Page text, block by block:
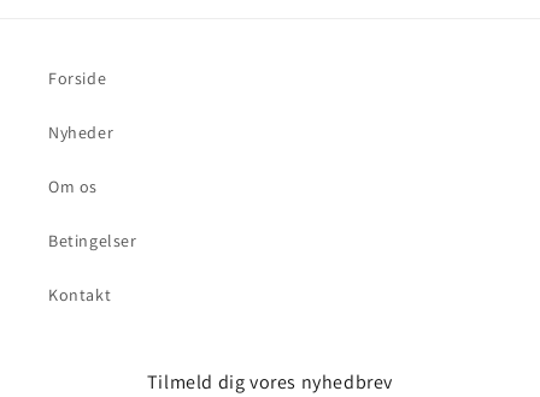
Forside
Nyheder
Om os
Betingelser
Kontakt
Tilmeld dig vores nyhedbrev